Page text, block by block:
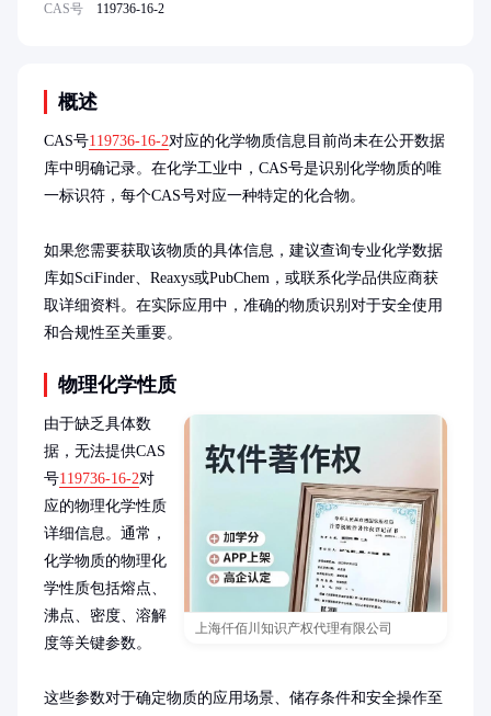
概述
CAS号119736-16-2对应的化学物质信息目前尚未在公开数据
库中明确记录。在化学工业中，CAS号是识别化学物质的唯
一标识符，每个CAS号对应一种特定的化合物。
如果您需要获取该物质的具体信息，建议查询专业化学数据
库如SciFinder、Reaxys或PubChem，或联系化学品供应商获
取详细资料。在实际应用中，准确的物质识别对于安全使用
和合规性至关重要。
物理化学性质
上海仟佰川知识产权代理有限公司
由于缺乏具体数
据，无法提供CAS
号119736-16-2对
应的物理化学性质
详细信息。通常，
化学物质的物理化
学性质包括熔点、
沸点、密度、溶解
度等关键参数。
这些参数对于确定物质的应用场景、储存条件和安全操作至
CAS号 119736-16-2